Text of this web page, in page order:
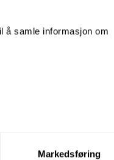
å samle informasjon om
du vil samtykke til ved å
Markedsføring